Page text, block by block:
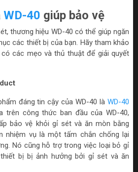
WD-40 giúp bảo vệ
thương hiệu WD-40 có thể giúp ngăn
các thiết bị của bạn. Hãy tham khảo
các mẹo và thủ thuật để giải quyết
đáng tin cậy của WD-40 là WD-40
trên công thức ban đầu của WD-40,
bảo vệ khỏi gỉ sét và ăn mòn bằng
nhiệm vụ là một tấm chắn chống lại
Nó cũng hỗ trợ trong việc loại bỏ gỉ
bị bị ảnh hưởng bởi gỉ sét và ăn